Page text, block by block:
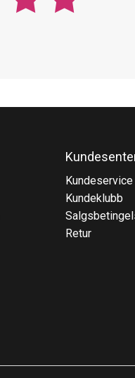
Kundeservice
Kundeklubb
Retur